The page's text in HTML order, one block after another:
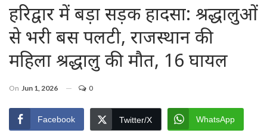
हरिद्वार में बड़ा सड़क हादसा: श्रद्धालुओं
से भरी बस पलटी, राजस्थान की
महिला श्रद्धालु की मौत, 16 घायल
On Jun 1, 2026 0
Facebook Twitter/X WhatsApp